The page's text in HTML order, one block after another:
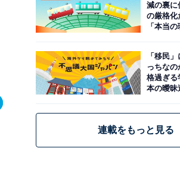
減の裏に
の厳格化
「本当の
「移民
っちなの
格過ぎる
本の曖昧
連載をもっと見る